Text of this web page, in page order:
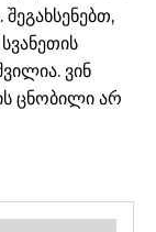
ვინ
ცნობილი არ